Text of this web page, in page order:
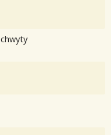
chwyty